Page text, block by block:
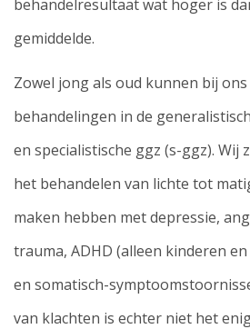
behandelresultaat wat hoger is
gemiddelde.
Zowel jong als oud kunnen bij
behandelingen in de
en specialistische ggz (s-ggz). Wij
het behandelen van lichte tot
maken hebben met depressie,
trauma, ADHD (alleen kinderen
en somatisch-
van klachten is echter niet het